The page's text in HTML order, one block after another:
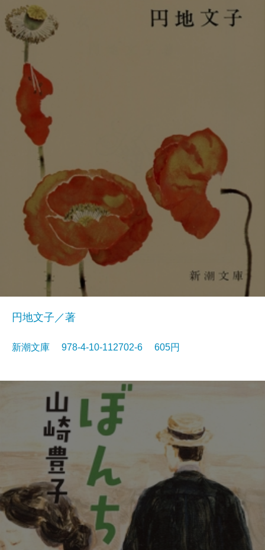
円地文子／著
新潮文庫 978-4-10-112702-6 605円